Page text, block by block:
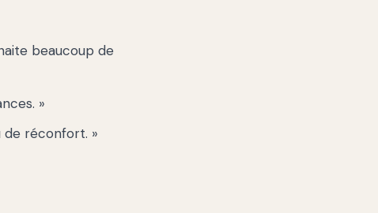
beaucoup de
»
de réconfort. »